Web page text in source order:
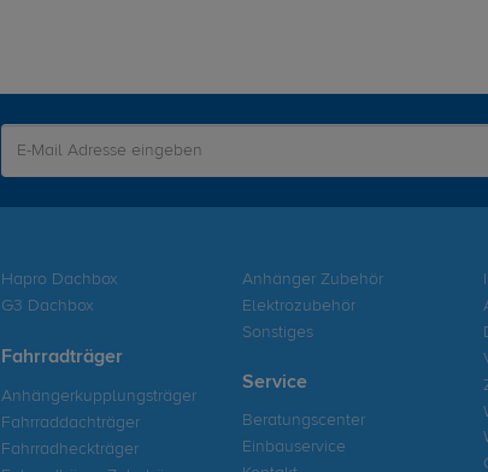
Hapro Dachbox
G3 Dachbox
Fahrradträger
Anhängerkupplungsträger
Fahrraddachträger
Fahrradheckträger
Anhänger Zubehör
Elektrozubehör
Sonstiges
Service
Beratungscenter
Einbauservice